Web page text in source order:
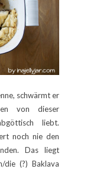
schwärmt er
von dieser
liebt.
noch nie den
Das liegt
die (?) Baklava